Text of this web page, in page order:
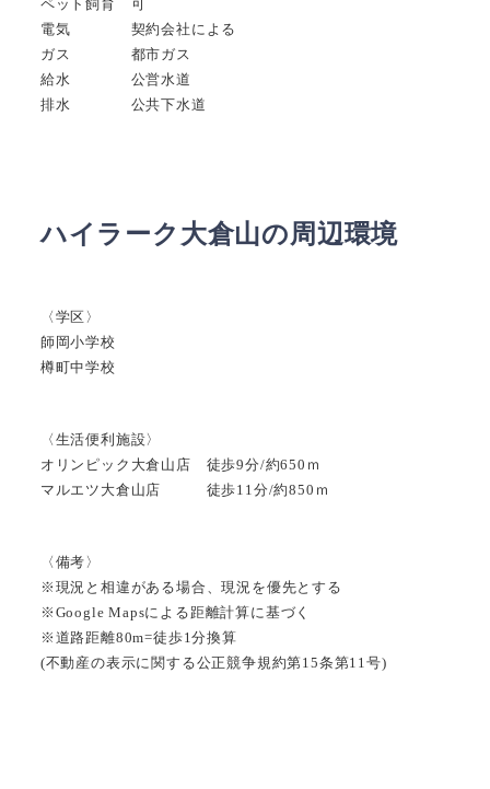
ペット飼育 可
電気 契約会社による
ガス 都市ガス
給水 公営水道
排水 公共下水道
ハイラーク大倉山の周辺環境
〈学区〉
師岡小学校
樽町中学校
〈生活便利施設〉
オリンピック大倉山店 徒歩9分/約650ｍ
マルエツ大倉山店 徒歩11分/約850ｍ
〈備考〉
※現況と相違がある場合、現況を優先とする
※Google Mapsによる距離計算に基づく
※道路距離80m=徒歩1分換算
(不動産の表示に関する公正競争規約第15条第11号)